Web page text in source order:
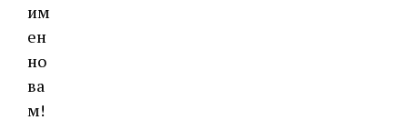
им
ен
но
ва
м!